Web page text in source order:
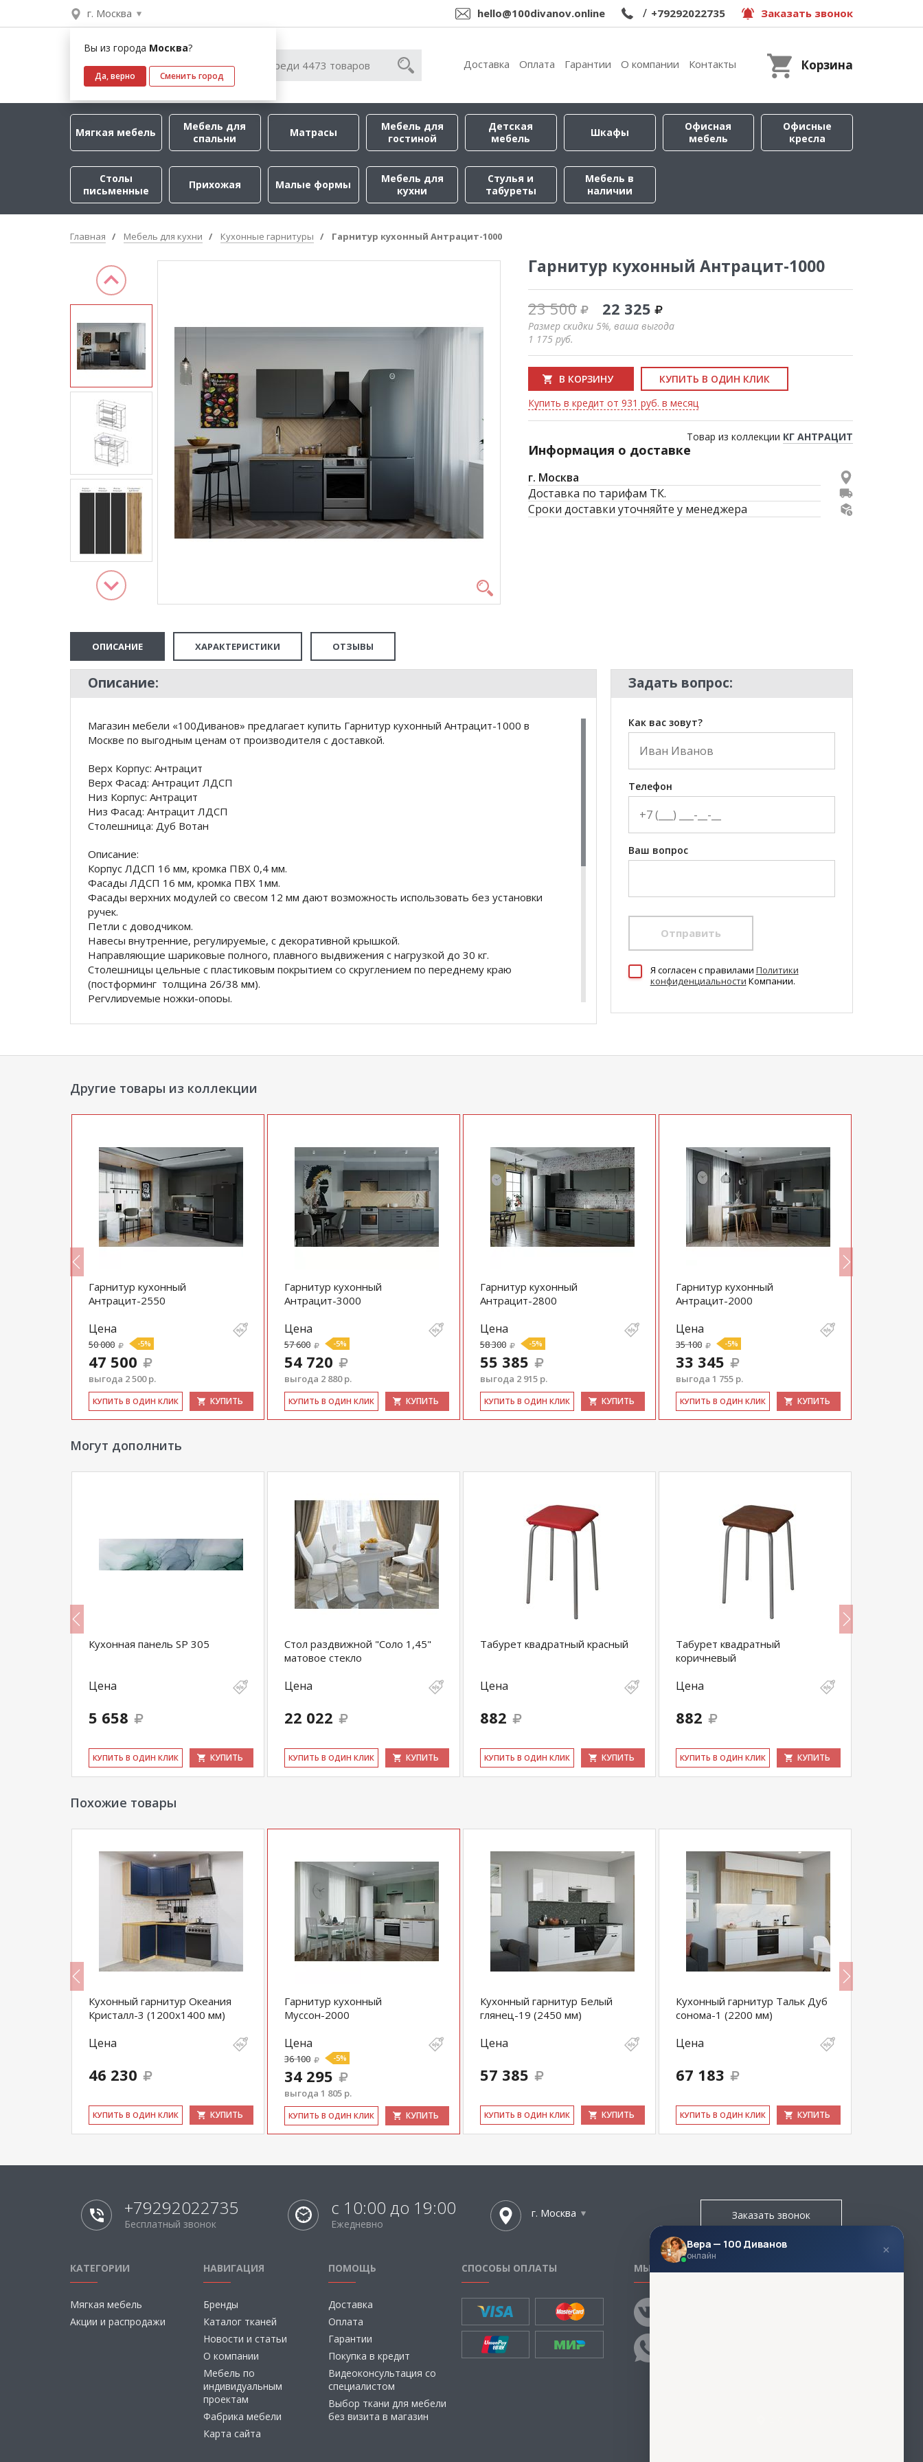
г. Москва
Вы из города Москва?
Да, верно Сменить город
hello@100divanov.online / +79292022735 Заказать звонок
Доставка Оплата Гарантии О компании Контакты Корзина
Мягкая мебель
Мебель для
спальни
Матрасы
Мебель для
гостиной
Детская
мебель
Шкафы
Офисная
мебель
Офисные
кресла
Столы
письменные
Прихожая Малые формы
Мебель для
кухни
Стулья и
табуреты
Мебель в
наличии
Главная Мебель для кухни Кухонные гарнитуры Гарнитур кухонный Антрацит-1000
Гарнитур кухонный Антрацит-1000
23 500 22 325
Размер скидки 5%, ваша выгода
1 175 руб.
В КОРЗИНУ
КУПИТЬ В ОДИН КЛИК
Купить в кредит от 931 руб. в месяц
Товар из коллекции КГ АНТРАЦИТ
Информация о доставке
г. Москва
Доставка по тарифам ТК.
Сроки доставки уточняйте у менеджера
ОПИСАНИЕ ХАРАКТЕРИСТИКИ ОТЗЫВЫ
Описание:
Магазин мебели «100Диванов» предлагает купить Гарнитур кухонный Антрацит-1000 в
Москве по выгодным ценам от производителя с доставкой.
Верх Корпус: Антрацит
Верх Фасад: Антрацит ЛДСП
Низ Корпус: Антрацит
Низ Фасад: Антрацит ЛДСП
Столешница: Дуб Вотан
Описание:
Корпус ЛДСП 16 мм, кромка ПВХ 0,4 мм.
Фасады ЛДСП 16 мм, кромка ПВХ 1мм.
Фасады верхних модулей со свесом 12 мм дают возможность использовать без установки
ручек.
Петли с доводчиком.
Навесы внутренние, регулируемые, с декоративной крышкой.
Направляющие шариковые полного, плавного выдвижения с нагрузкой до 30 кг.
Столешницы цельные с пластиковым покрытием со скруглением по переднему краю
(постформинг толщина 26/38 мм).
Регулируемые ножки-опоры.
Комплектация:
ВС760 Модуль верхний с посудосушителем (ШхГхВ) 600х300х710мм -1 шт
НЯ40 Модуль нижний для ящиков (ШхГхВ) 400х470х824мм - 1шт
С100 Столешница 1000х600х26мм - 1шт
Ручка черная металлическая 160мм - 5 шт
*Дополнительную информацию о том, как купить
Гарнитур кухонный Антрацит-1000
уточняйте у нашего менеджера по телефону+79292022735.
**Цены на официальном сайте 100диванов.com действительны только для интернет-
магазинаи могут отличаться от цен в розничных магазинах-салонах сети!
Задать вопрос:
Как вас зовут?
Телефон
Ваш вопрос
Отправить
Я согласен c правилами Политики
конфиденциальности Компании.
Другие товары из коллекции
Гарнитур кухонный
Антрацит-2550
Цена
50 000 -5%
47 500
выгода 2 500 р.
КУ­ПИТЬ В ОДИН КЛИК КУПИТЬ
Гарнитур кухонный
Антрацит-3000
Цена
57 600 -5%
54 720
выгода 2 880 р.
КУ­ПИТЬ В ОДИН КЛИК КУПИТЬ
Гарнитур кухонный
Антрацит-2800
Цена
58 300 -5%
55 385
выгода 2 915 р.
КУ­ПИТЬ В ОДИН КЛИК КУПИТЬ
Гарнитур кухонный
Антрацит-2000
Цена
35 100 -5%
33 345
выгода 1 755 р.
КУ­ПИТЬ В ОДИН КЛИК КУПИТЬ
Могут дополнить
Кухонная панель SP 305
Цена
5 658
КУ­ПИТЬ В ОДИН КЛИК КУПИТЬ
Стол раздвижной "Соло 1,45"
матовое стекло
Цена
22 022
КУ­ПИТЬ В ОДИН КЛИК КУПИТЬ
Табурет квадратный красный
Цена
882
КУ­ПИТЬ В ОДИН КЛИК КУПИТЬ
Табурет квадратный
коричневый
Цена
882
КУ­ПИТЬ В ОДИН КЛИК КУПИТЬ
Похожие товары
Кухонный гарнитур Океания
Кристалл-3 (1200х1400 мм)
Цена
46 230
КУ­ПИТЬ В ОДИН КЛИК КУПИТЬ
Гарнитур кухонный
Муссон-2000
Цена
36 100 -5%
34 295
выгода 1 805 р.
КУ­ПИТЬ В ОДИН КЛИК КУПИТЬ
Кухонный гарнитур Белый
глянец-19 (2450 мм)
Цена
57 385
КУ­ПИТЬ В ОДИН КЛИК КУПИТЬ
Кухонный гарнитур Тальк Дуб
сонома-1 (2200 мм)
Цена
67 183
КУ­ПИТЬ В ОДИН КЛИК КУПИТЬ
+79292022735
Бесплатный звонок
с 10:00 до 19:00
Ежедневно
г. Москва Заказать звонок
КАТЕГОРИИ
Мягкая мебель
Акции и распродажи
НАВИГАЦИЯ
Бренды
Каталог тканей
Новости и статьи
О компании
Мебель по
индивидуальным
проектам
Фабрика мебели
Карта сайта
ПОМОЩЬ
Доставка
Оплата
Гарантии
Покупка в кредит
Видеоконсультация со
специалистом
Выбор ткани для мебели
без визита в магазин
СПОСОБЫ ОПЛАТЫ МЫ В СОЦСЕТЯХ
Вера — 100 Диванов
онлайн ×